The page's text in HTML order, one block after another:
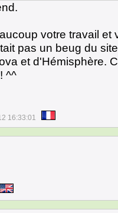
votre travail et
pas un beug du
et d'Hémisphère.
^^
16:33:01